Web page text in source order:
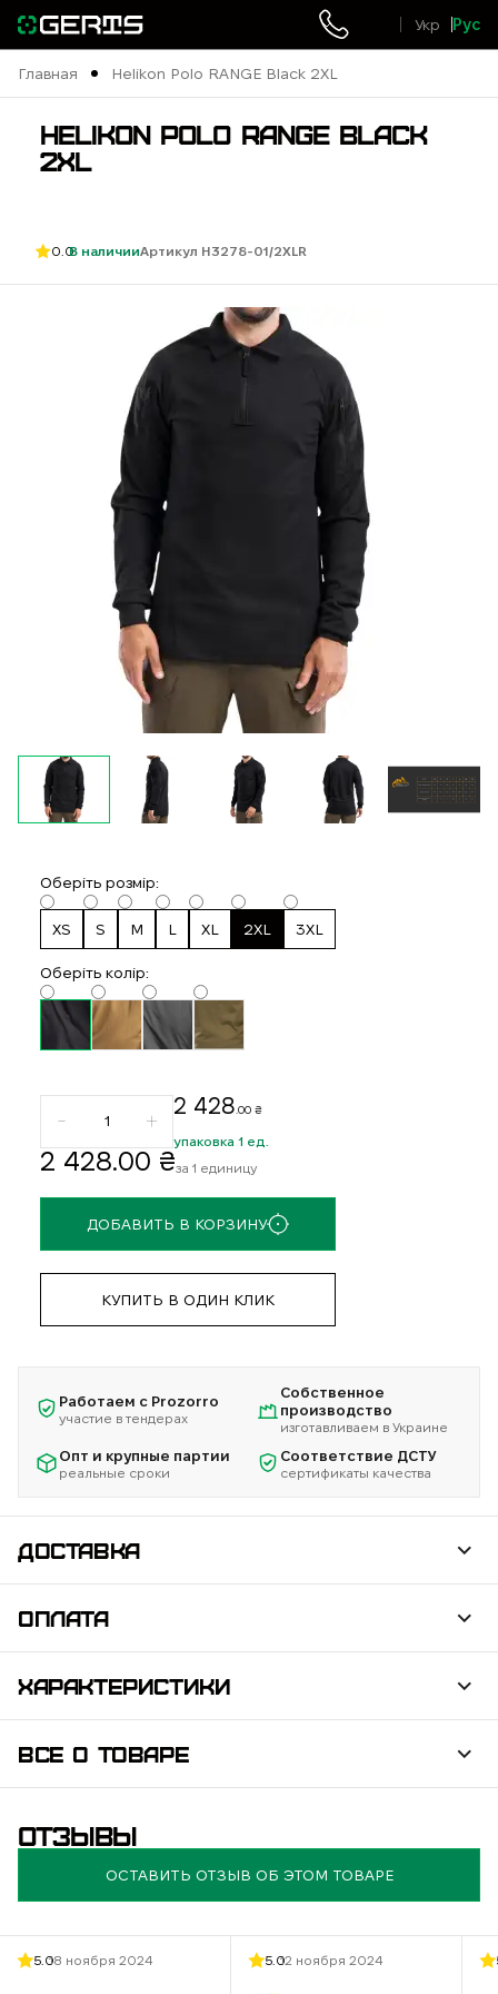
Укр Рус
Главная Helikon Polo RANGE Black 2XL
HELIKON POLO RANGE BLACK
2XL
0.0В наличииАртикул H3278-01/2XLR
Работаем с Prozorro
участие в тендерах
Собственное
производство
изготавливаем в Украине
Опт и крупные партии
реальные сроки
Соответствие ДСТУ
сертификаты качества
ДОСТАВКА
ОПЛАТА
ХАРАКТЕРИСТИКИ
ВСЕ О ТОВАРЕ
Оберіть розмір:
XS S M L XL 2XL 3XL
Oберіть колір:
2 428 .00 ₴
упаковка 1 ед.
2 428.00 ₴за 1 единицу
ДОБАВИТЬ В КОРЗИНУ
КУПИТЬ В ОДИН КЛИК
ОТЗЫВЫ
ОСТАВИТЬ ОТЗЫВ ОБ ЭТОМ ТОВАРЕ
5.018 ноября 2024 5.012 ноября 2024